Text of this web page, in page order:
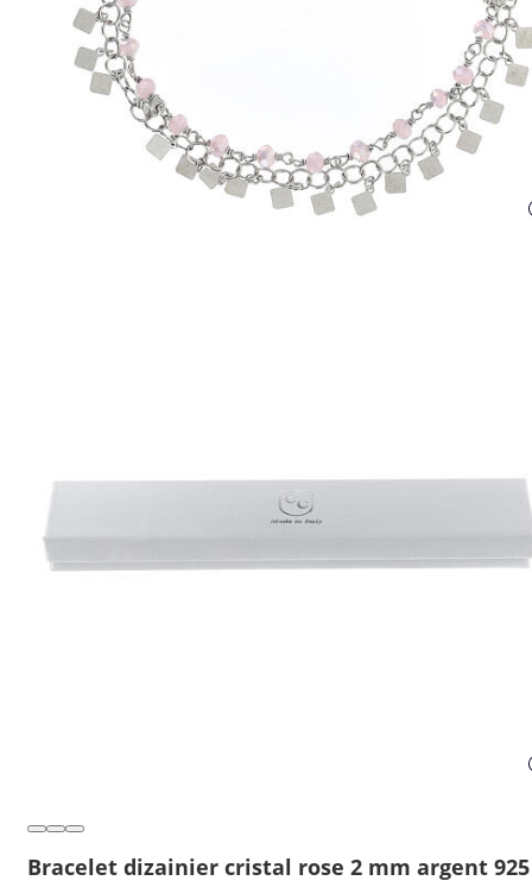
Bracelet dizainier cristal rose 2 mm argent 925